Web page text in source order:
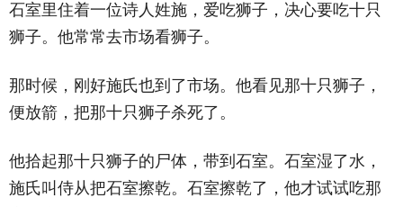
石室里住着一位诗人姓施，爱吃狮子，决心要吃十只
狮子。他常常去市场看狮子。
那时候，刚好施氏也到了市场。他看见那十只狮子，
便放箭，把那十只狮子杀死了。
他拾起那十只狮子的尸体，带到石室。石室湿了水，
施氏叫侍从把石室擦乾。石室擦乾了，他才试试吃那